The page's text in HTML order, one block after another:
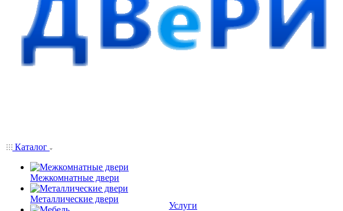
Каталог
Межкомнатные двери
Металлические двери
Услуги